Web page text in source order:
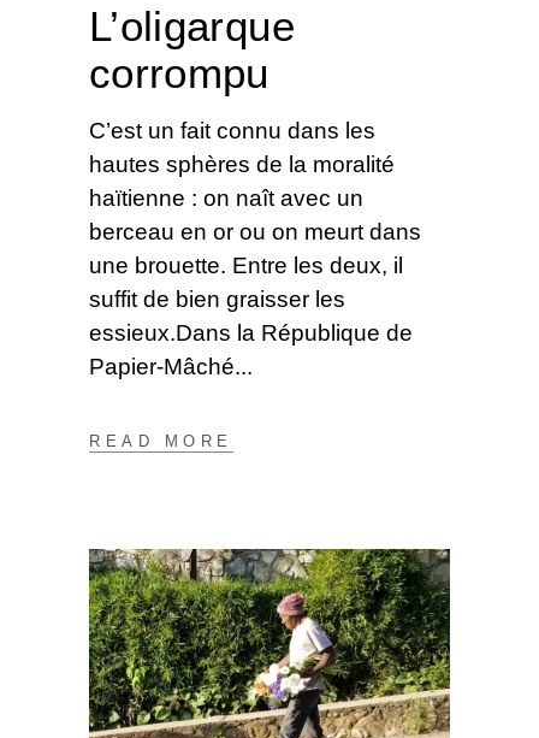
L’oligarque
corrompu
C’est un fait connu dans les
hautes sphères de la moralité
haïtienne : on naît avec un
berceau en or ou on meurt dans
une brouette. Entre les deux, il
suffit de bien graisser les
essieux.Dans la République de
Papier-Mâché
READ MORE